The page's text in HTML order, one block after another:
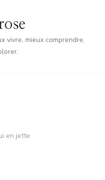
vivre, mieux comprendre,
en jette